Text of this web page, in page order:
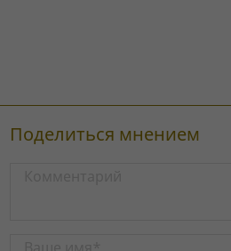
Поделиться мнением